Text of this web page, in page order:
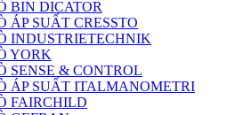
BIN DICATOR
ÁP SUẤT CRESSTO
INDUSTRIETECHNIK
YORK
SENSE & CONTROL
ÁP SUẤT ITALMANOMETRI
FAIRCHILD